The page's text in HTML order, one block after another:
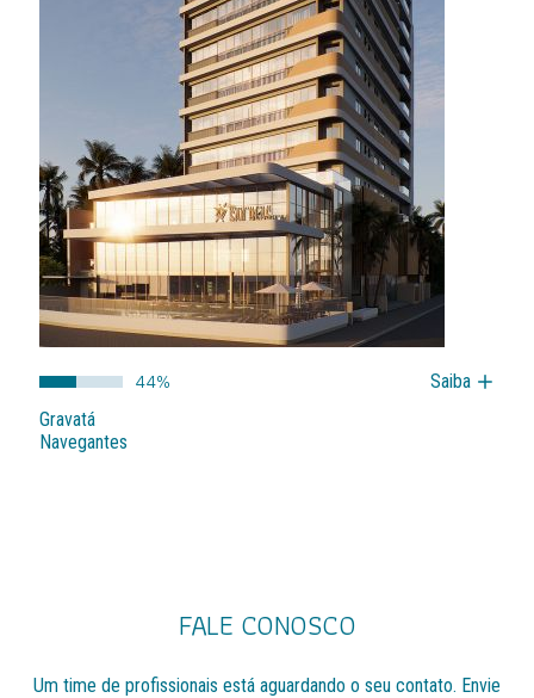
44%
Gravatá
Navegantes
Saiba
FALE CONOSCO
Um time de profissionais está aguardando o seu contato. Envie